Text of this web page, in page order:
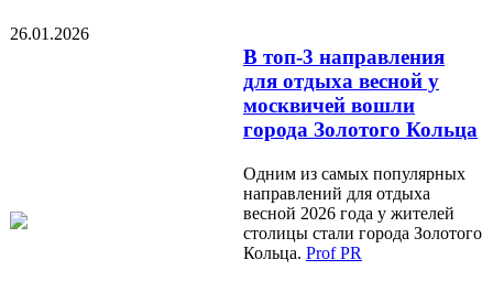
26.01.2026
В топ-3 направления
для отдыха весной у
москвичей вошли
города Золотого Кольца
Одним из самых популярных
направлений для отдыха
весной 2026 года у жителей
столицы стали города Золотого
Кольца. Prof PR